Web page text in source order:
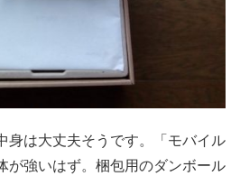
身は大丈夫そうです。「モバイル
が強いはず。梱包用のダンボール